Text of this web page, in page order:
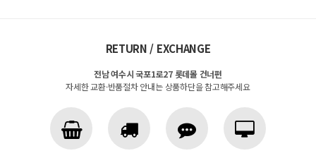
RETURN / EXCHANGE
전남 여수시 국포1로27 롯데몰 건너편
자세한 교환·반품절차 안내는 상품하단을 참고해주세요